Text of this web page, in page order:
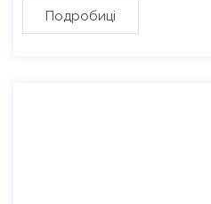
Подробиці